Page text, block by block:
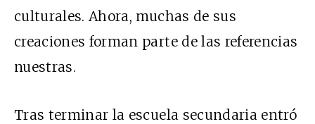
culturales. Ahora, muchas de sus
creaciones forman parte de las referencias
nuestras.
Tras terminar la escuela secundaria entró